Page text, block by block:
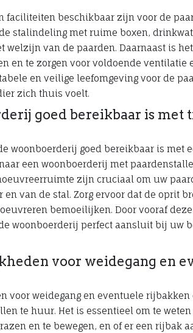
faciliteiten beschikbaar zijn voor de
stalindeling met ruime boxen,
welzijn van de paarden. Daarnaast is
en te zorgen voor voldoende
en veilige leefomgeving voor de
zich thuis voelt.
goed bereikbaar is met
woonboerderij goed bereikbaar is met
een woonboerderij met
zijn cruciaal om uw
van de stal. Zorg ervoor dat de oprit
bemoeilijken. Door vooraf
woonboerderij perfect aansluit bij uw
voor weidegang en
voor weidegang en eventuele
te huur. Het is essentieel om te
en te bewegen, en of er een rijbak